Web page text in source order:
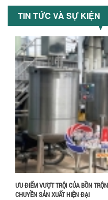
Chính
TIN TỨC VÀ SỰ KIỆN
ƯU ĐIỂM VƯỢT TRỘI CỦA BỒN
CHUYỀN SẢN XUẤT HIỆN ĐẠI